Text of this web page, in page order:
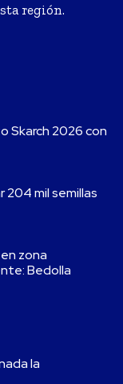
región.
Skarch 2026 con
204 mil semillas
zona
Bedolla
la